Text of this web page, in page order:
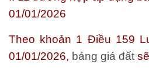
01/01/2026
Theo khoản 1 Điều 159
01/01/2026, bảng giá đất